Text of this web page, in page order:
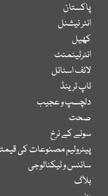
پاکستان
انٹر نیشنل
کھیل
انٹرٹینمنٹ
لائف اسٹائل
ٹاپ ٹرینڈ
دلچسپ و عجیب
صحت
سونے کے نرخ
پیٹرولیم مصنوعات کی
سائنس و ٹیکنالوجی
بلاگ